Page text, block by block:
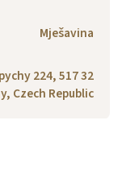
Mješavina
224, 517 32
Czech Republic